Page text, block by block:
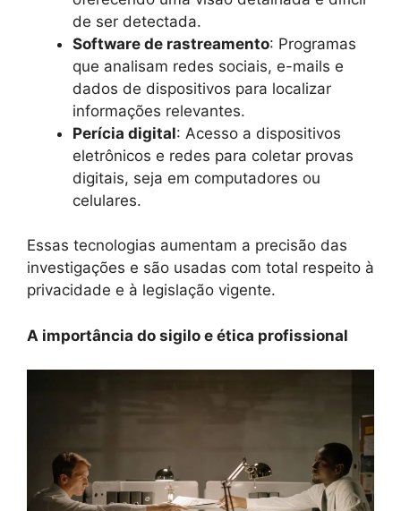
de ser detectada.
Software de rastreamento: Programas
que analisam redes sociais, e-mails e
dados de dispositivos para localizar
informações relevantes.
Perícia digital: Acesso a dispositivos
eletrônicos e redes para coletar provas
digitais, seja em computadores ou
celulares.
Essas tecnologias aumentam a precisão das
investigações e são usadas com total respeito à
privacidade e à legislação vigente.
A importância do sigilo e ética profissional